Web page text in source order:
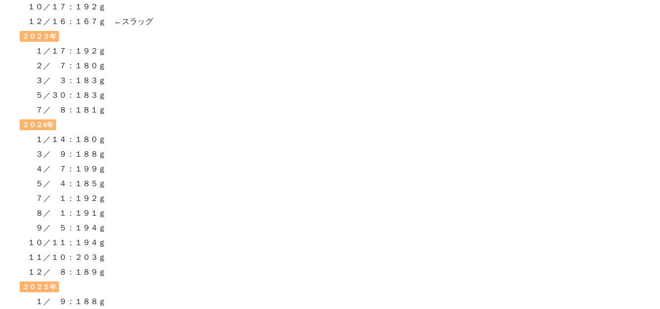
１０／１７：１９２ｇ
１２／１６：１６７ｇ ←スラッグ
２０２３年
１／１７：１９２ｇ
２／ ７：１８０ｇ
３／ ３：１８３ｇ
５／３０：１８３ｇ
７／ ８：１８１ｇ
２０２4年
１／１４：１８０ｇ
３／ ９：１８８ｇ
４／ ７：１９９ｇ
５／ ４：１８５ｇ
７／ １：１９２ｇ
８／ １：１９１ｇ
９／ ５：１９４ｇ
１０／１１：１９４ｇ
１１／１０：２０３ｇ
１２／ ８：１８９ｇ
２０２５年
１／ ９：１８８ｇ